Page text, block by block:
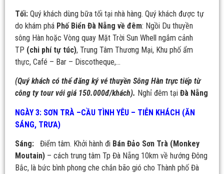
Tối: Quý khách dùng bữa tối tại nhà hàng. Quý khách được tự
do khám phá Phố Biển Đà Nẵng về đêm: Ngồi Du thuyền
sông Hàn hoặc Vòng quay Mặt Trời Sun Whell ngắm cảnh
TP (chi phí tự túc), Trung Tâm Thương Mại, Khu phố ẩm
thực, Café – Bar – Discotheque,…
(Quý khách có thể đăng ký vé thuyền Sông Hàn trực tiếp từ
công ty tour với giá 150.000đ/khách). Nghỉ đêm tại Đà Nẵng
NGÀY 3: SƠN TRÀ –CẦU TÌNH YÊU – TIỄN KHÁCH (ĂN
SÁNG, TRƯA)
Sáng: Điểm tâm. Khởi hành đi Bán Đảo Sơn Trà (Monkey
Moutain) – cách trung tâm Tp Đà Nẵng 10km về hướng Đông
Bắc, là bức bình phong che chắn bão gió cho Thành phố Đà